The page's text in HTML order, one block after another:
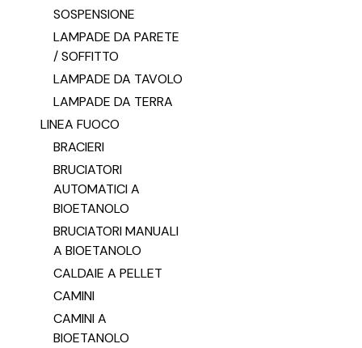
SOSPENSIONE
LAMPADE DA PARETE
/ SOFFITTO
LAMPADE DA TAVOLO
LAMPADE DA TERRA
LINEA FUOCO
BRACIERI
BRUCIATORI
AUTOMATICI A
BIOETANOLO
BRUCIATORI MANUALI
A BIOETANOLO
CALDAIE A PELLET
CAMINI
CAMINI A
BIOETANOLO